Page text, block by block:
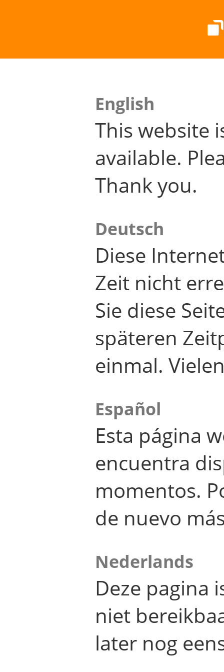
English
This website
available.
Thank you.
Deutsch
Diese
Zeit nicht
Sie diese
späteren
einmal.
Español
Esta página
encuentra
momentos.
de nuevo
Nederlands
Deze pagina
niet
later nog